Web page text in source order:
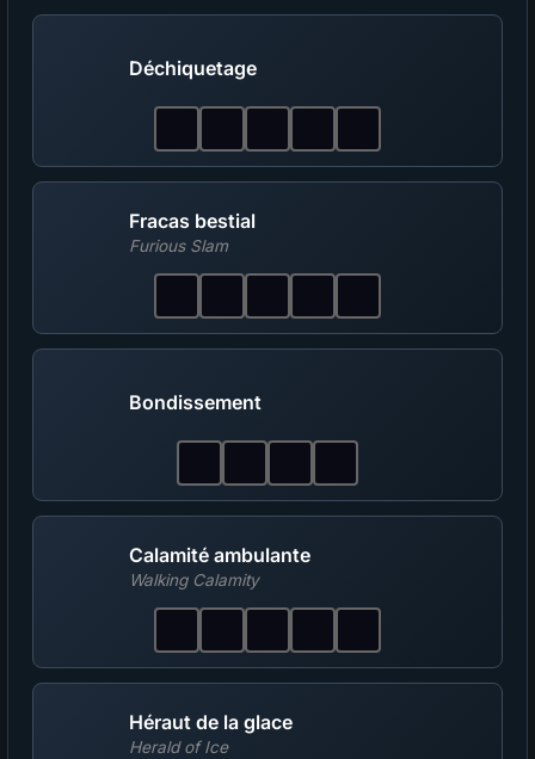
Déchiquetage
Fracas bestial
Furious Slam
Bondissement
Calamité ambulante
Walking Calamity
Héraut de la glace
Herald of Ice